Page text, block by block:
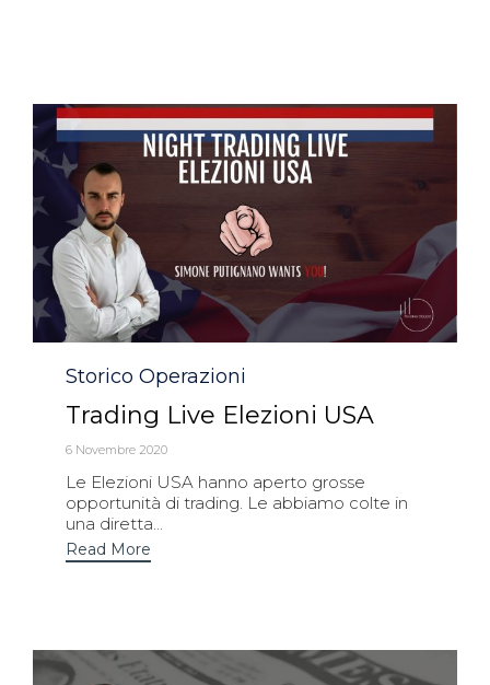
Category
Storico Operazioni
Trading Live Elezioni USA
6 Novembre 2020
Le Elezioni USA hanno aperto grosse
opportunità di trading. Le abbiamo colte in
una diretta...
Read More